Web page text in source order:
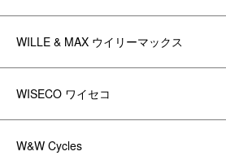
WILLE & MAX ウイリーマックス
WISECO ワイセコ
W&W Cycles